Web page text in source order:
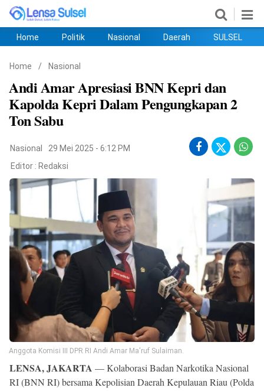
Copyright
lensasulsel.com
.
All
Right
Reserved
Home Politik Nasional Daerah SULSEL
Home / Nasional
Andi Amar Apresiasi BNN Kepri dan
Kapolda Kepri Dalam Pengungkapan 2
Ton Sabu
Nasional
29 Mei 2025 - 6:12 PM
Editor : Redaksi
Anggota Komisi III DPR RI Andi Amar Ma'ruf Sulaiman.
LENSA, JAKARTA — Kolaborasi Badan Narkotika Nasional
RI (BNN RI) bersama Kepolisian Daerah Kepulauan Riau (Polda